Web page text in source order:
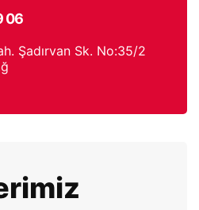
06
Şadırvan Sk. No:35/2